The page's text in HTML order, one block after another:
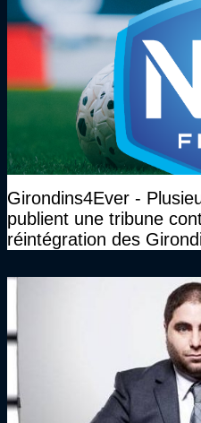
Girondins4Ever -
publient une tribune
réintégration des